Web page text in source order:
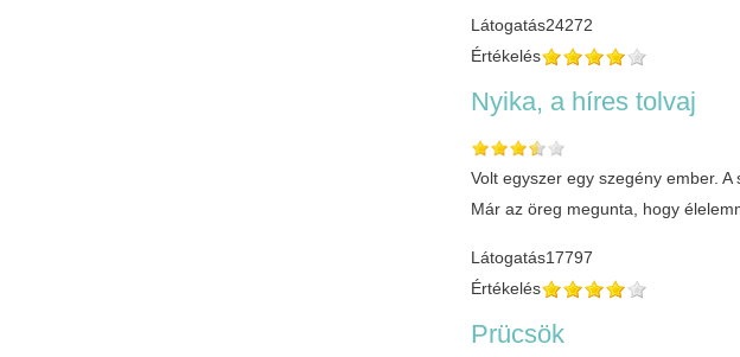
Látogatás24272
Értékelés
Nyika, a híres tolvaj
Volt egyszer egy szegény ember.
Már az öreg megunta, hogy
Látogatás17797
Értékelés
Prücsök